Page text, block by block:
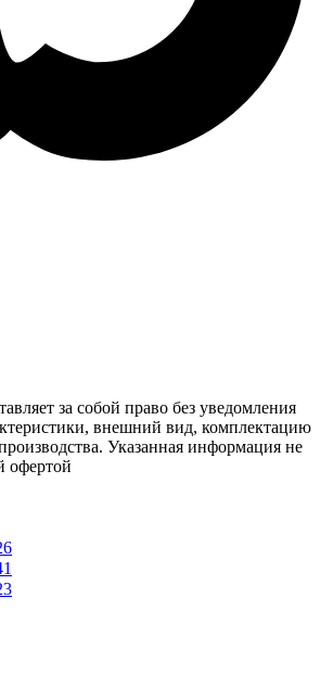
за собой право без уведомления
внешний вид, комплектацию
Указанная информация не
офертой